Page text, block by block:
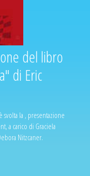
del libro
di Eric
svolta la , presentazione
a carico di Graciela
Nitzcaner.